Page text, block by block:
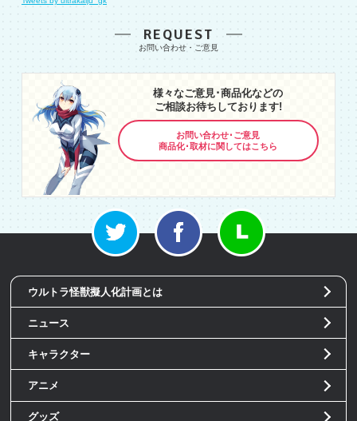
REQUEST
様々なご意見･商品化などの
ご相談お待ちしております!
お問い合わせ･ご意見
商品化･取材に関してはこちら
ウルトラ怪獣擬人化計画とは
ニュース
キャラクター
アニメ
グッズ